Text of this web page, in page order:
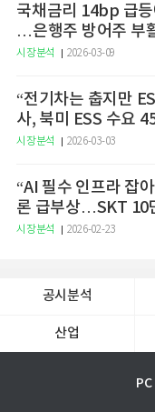
국채금리 14bp 급
…은행주 방어주 부
시장분석 2026-03-09
“전기차는 춥지만
사, 북미 ESS 수요
시장분석 2026-03-03
“AI 필수 인프라 잡
론 급부상…SKT 10
증권
시장분석 2026-02-23
공시분석
산업
PC